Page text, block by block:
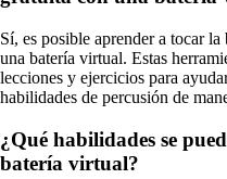
Sí, es posible aprender a tocar
una batería virtual. Estas
lecciones y ejercicios para
habilidades de percusión de
¿Qué habilidades se
batería virtual?